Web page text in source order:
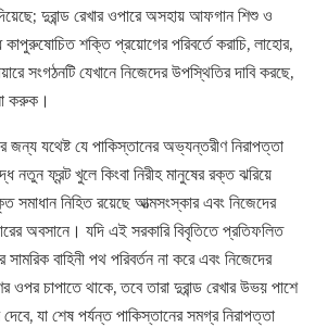
দুরান্ড রেখার ওপারে অসহায় আফগান শিশু ও
শক্তি প্রয়োগের পরিবর্তে করাচি, লাহোর,
সংগঠনটি যেখানে নিজেদের উপস্থিতির দাবি করছে,
করুক।
যথেষ্ট যে পাকিস্তানের অভ্যন্তরীণ নিরাপত্তা
নতুন ফ্রন্ট খুলে কিংবা নিরীহ মানুষের রক্ত ঝরিয়ে
নিহিত রয়েছে আত্মসংস্কার এবং নিজেদের
অবসানে। যদি এই সরকারি বিবৃতিতে প্রতিফলিত
বাহিনী পথ পরিবর্তন না করে এবং নিজেদের
চাপাতে থাকে, তবে তারা দুরান্ড রেখার উভয় পাশে
যা শেষ পর্যন্ত পাকিস্তানের সমগ্র নিরাপত্তা